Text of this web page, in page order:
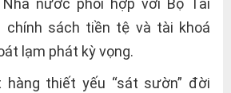
nước phối hợp với Bộ Tài
chính sách tiền tệ và tài khoá
lạm phát kỳ vọng.
thiết yếu “sát sườn” đời